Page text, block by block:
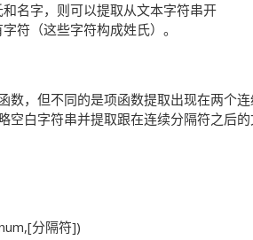
名字，则可以提取从文本字符串开
符（这些字符构成姓氏）。
数，但不同的是项函数提取出现在两个
空白字符串并提取跟在连续分隔符之后
分隔符])